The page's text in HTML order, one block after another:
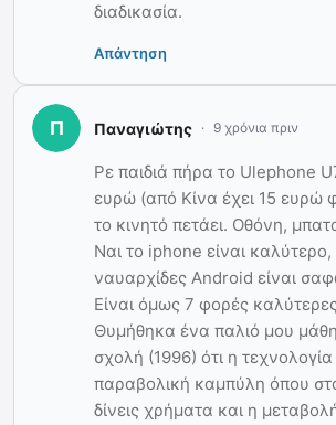
διαδικασία.
Απάντηση
Παναγιώτης 9 χρόνια πριν
Ρε παιδιά πήρα το Ulephone
ευρώ (από Κίνα έχει 15 ευρώ
το κινητό πετάει. Οθόνη,
Ναι το iphone είναι καλύτερο,
ναυαρχίδες Android είναι
Είναι όμως 7 φορές
Θυμήθηκα ένα παλιό μου
σχολή (1996) ότι η τεχνολογία
παραβολική καμπύλη όπου
δίνεις χρήματα και η